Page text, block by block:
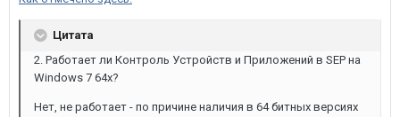
Цитата
2. Работает ли Контроль Устройств и Приложений в SEP на
Windows 7 64x?
Нет, не работает - по причине наличия в 64 битных версиях